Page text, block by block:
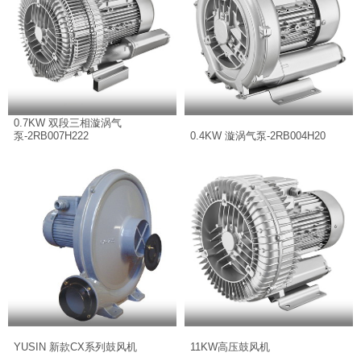
0.7KW 双段三相漩涡气
泵-2RB007H222
0.4KW 漩涡气泵-2RB004H20
YUSIN 新款CX系列鼓风机 11KW高压鼓风机